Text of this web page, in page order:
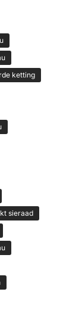
ketting
sieraad